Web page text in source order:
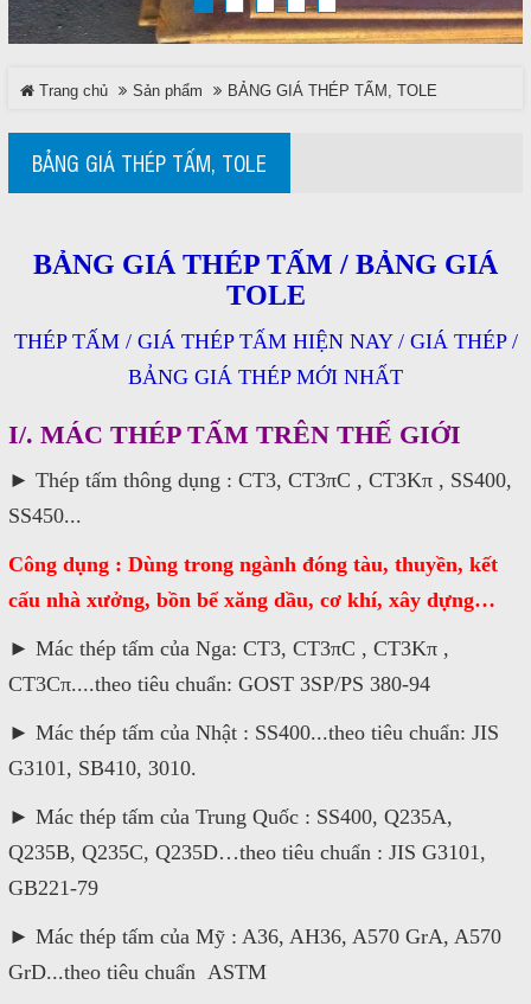
Trang chủ Sản phẩm BẢNG GIÁ THÉP TẤM, TOLE
BẢNG GIÁ THÉP TẤM, TOLE
BẢNG GIÁ THÉP TẤM / BẢNG GIÁ
TOLE
THÉP TẤM / GIÁ THÉP TẤM HIỆN NAY / GIÁ THÉP /
BẢNG GIÁ THÉP MỚI NHẤT
I/. MÁC THÉP TẤM TRÊN THẾ GIỚI
► Thép tấm thông dụng : CT3, CT3πC , CT3Kπ , SS400,
SS450...
Công dụng : Dùng trong ngành đóng tàu, thuyền, kết
cấu nhà xưởng, bồn bể xăng dầu, cơ khí, xây dựng…
► Mác thép tấm của Nga: CT3, CT3πC , CT3Kπ ,
CT3Cπ....theo tiêu chuẩn: GOST 3SP/PS 380-94
► Mác thép tấm của Nhật : SS400...theo tiêu chuẩn: JIS
G3101, SB410, 3010.
► Mác thép tấm của Trung Quốc : SS400, Q235A,
Q235B, Q235C, Q235D…theo tiêu chuẩn : JIS G3101,
GB221-79
► Mác thép tấm của Mỹ : A36, AH36, A570 GrA, A570
GrD...theo tiêu chuẩn ASTM
TRÊN MẠNG XÃ HỘI
Facebook
Google
LinkedIn
LIÊN HỆ
0937 682 789
Gọi cho chúng tôi
Nhắn tin